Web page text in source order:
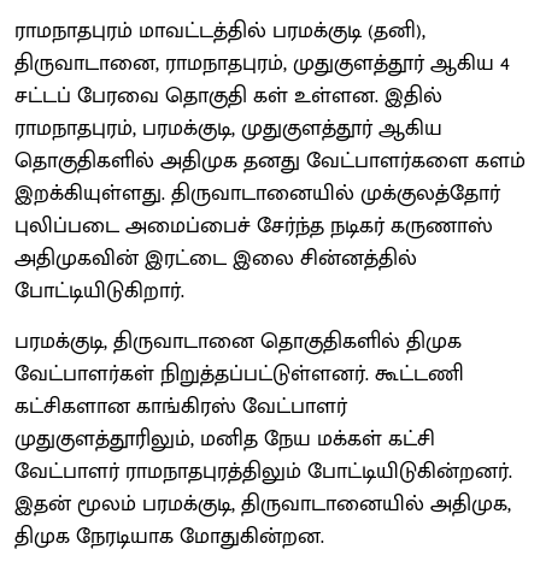
ராமநாதபுரம் மாவட்டத்தில் பரமக்குடி (தனி),
திருவாடானை, ராமநாதபுரம், முதுகுளத்தூர் ஆகிய 4
சட்டப் பேரவை தொகுதி கள் உள்ளன. இதில்
ராமநாதபுரம், பரமக்குடி, முதுகுளத்தூர் ஆகிய
தொகுதிகளில் அதிமுக தனது வேட்பாளர்களை களம்
இறக்கியுள்ளது. திருவாடானையில் முக்குலத்தோர்
புலிப்படை அமைப்பைச் சேர்ந்த நடிகர் கருணாஸ்
அதிமுகவின் இரட்டை இலை சின்னத்தில்
போட்டியிடுகிறார்.
பரமக்குடி, திருவாடானை தொகுதிகளில் திமுக
வேட்பாளர்கள் நிறுத்தப்பட்டுள்ளனர். கூட்டணி
கட்சிகளான காங்கிரஸ் வேட்பாளர்
முதுகுளத்தூரிலும், மனித நேய மக்கள் கட்சி
வேட்பாளர் ராமநாதபுரத்திலும் போட்டியிடுகின்றனர்.
இதன் மூலம் பரமக்குடி, திருவாடானையில் அதிமுக,
திமுக நேரடியாக மோதுகின்றன.